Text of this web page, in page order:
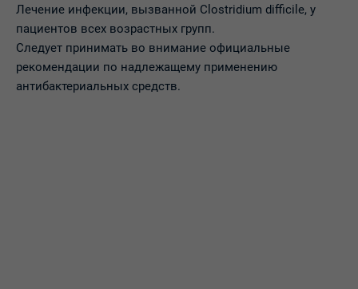
Лечение инфекции, вызванной Clostridium difficile, у
пациентов всех возрастных групп.
Следует принимать во внимание официальные
рекомендации по надлежащему применению
антибактериальных средств.